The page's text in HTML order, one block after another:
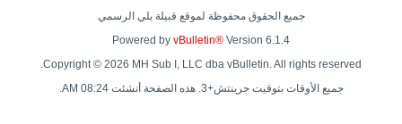
جميع الحقوق محفوظة لموقع قبيلة بلي الرسمي
Powered by vBulletin® Version 6.1.4
Copyright © 2026 MH Sub I, LLC dba vBulletin. All rights reserved.
جميع الأوقات بتوقيت جرينتش+3. هذه الصفحة أنشئت 08:24 AM.